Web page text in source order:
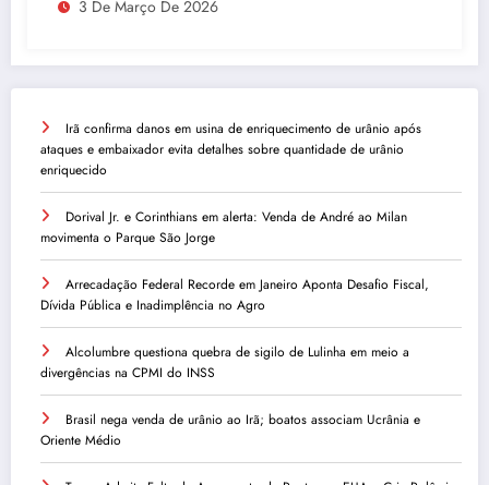
3 De Março De 2026
Irã confirma danos em usina de enriquecimento de urânio após
ataques e embaixador evita detalhes sobre quantidade de urânio
enriquecido
Dorival Jr. e Corinthians em alerta: Venda de André ao Milan
movimenta o Parque São Jorge
Arrecadação Federal Recorde em Janeiro Aponta Desafio Fiscal,
Dívida Pública e Inadimplência no Agro
Alcolumbre questiona quebra de sigilo de Lulinha em meio a
divergências na CPMI do INSS
Brasil nega venda de urânio ao Irã; boatos associam Ucrânia e
Oriente Médio